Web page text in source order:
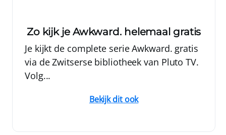
Zo kijk je Awkward. helemaal gratis
Je kijkt de complete serie Awkward. gratis
via de Zwitserse bibliotheek van Pluto TV.
Volg...
Bekijk dit ook